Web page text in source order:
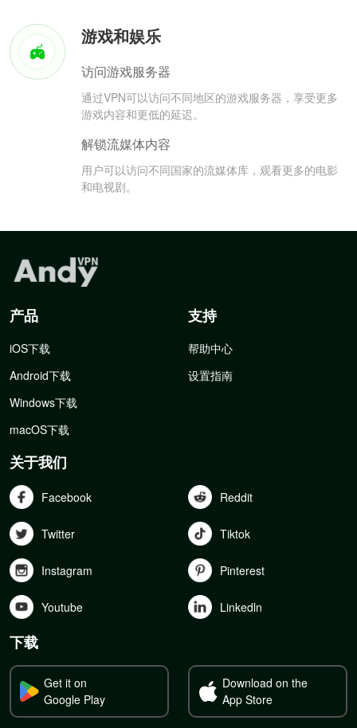
游戏和娱乐
访问游戏服务器
通过VPN可以访问不同地区的游戏服务器，享受更多
游戏内容和更低的延迟。
解锁流媒体内容
用户可以访问不同国家的流媒体库，观看更多的电影
和电视剧。
产品
iOS下载
Android下载
Windows下载
macOS下载
支持
帮助中心
设置指南
关于我们
Facebook Reddit
Twitter Tiktok
Instagram Pinterest
Youtube Linkedln
下载
Get it on
Google Play
Download on the
App Store